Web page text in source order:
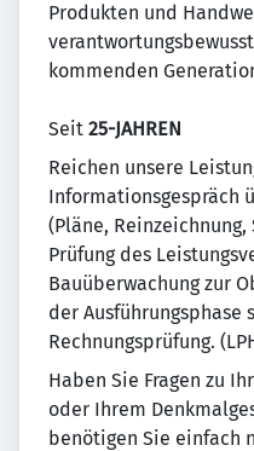
Produkten und
kommenden
Seit 25-JAHREN
Reichen unsere
Informationsgespräch
(Pläne,
Prüfung des
Bauüberwachung zur
der
Rechnungsprüfung.
Haben Sie Fragen zu
oder Ihrem
benötigen Sie einfach